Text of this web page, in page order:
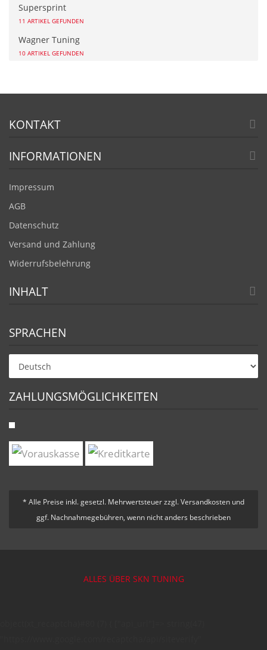
Supersprint
11 ARTIKEL GEFUNDEN
Wagner Tuning
10 ARTIKEL GEFUNDEN
KONTAKT
INFORMATIONEN
Impressum
AGB
Datenschutz
Versand und Zahlung
Widerrufsbelehrung
INHALT
SPRACHEN
ZAHLUNGSMÖGLICHKEITEN
* Alle Preise inkl. gesetzl. Mehrwertsteuer zzgl. Versandkosten und
ggf. Nachnahmegebühren, wenn nicht anders beschrieben
ALLES ÜBER SKN TUNING